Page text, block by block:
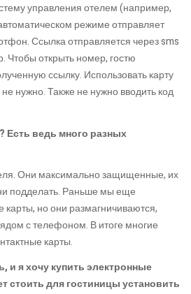
управления отелем (например,
режиме отправляет
Ссылка отправляется через sms
Чтобы открыть номер, гостю
ссылку. Использовать карту
нужно. Также не нужно вводить код
Есть ведь много разных
Они максимально защищенные, их
подделать. Раньше мы еще
карты, но они размагничиваются,
с телефоном. В итоге многие
карты.
и я хочу купить электронные
стоить для гостиницы установить